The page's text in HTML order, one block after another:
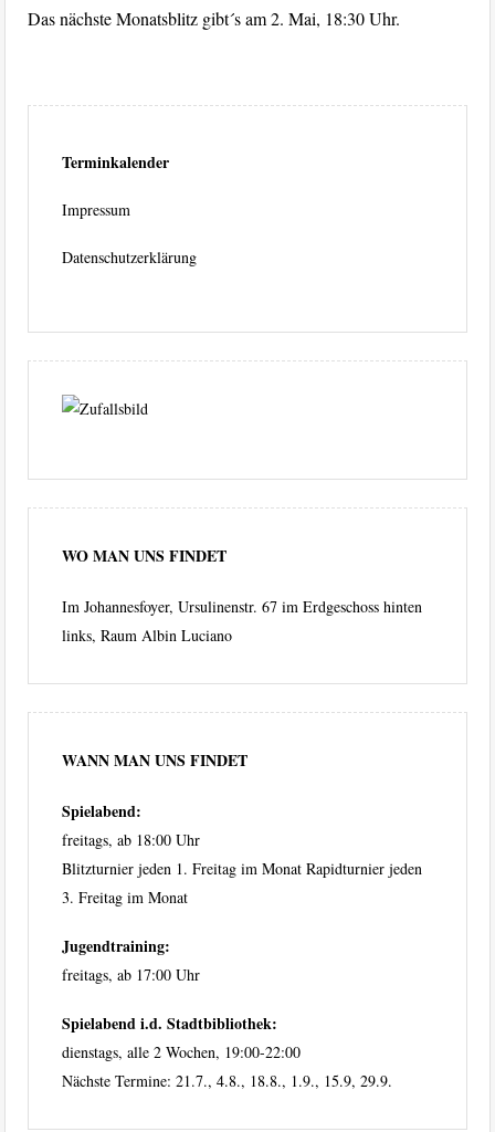
Das nächste Monatsblitz gibt´s am 2. Mai, 18:30 Uhr.
Terminkalender
Impressum
Datenschutzerklärung
WO MAN UNS FINDET
Im Johannesfoyer, Ursulinenstr. 67 im Erdgeschoss hinten
links, Raum Albin Luciano
WANN MAN UNS FINDET
Spielabend:
freitags, ab 18:00 Uhr
Blitzturnier jeden 1. Freitag im Monat Rapidturnier jeden
3. Freitag im Monat
Jugendtraining:
freitags, ab 17:00 Uhr
Spielabend i.d. Stadtbibliothek:
dienstags, alle 2 Wochen, 19:00-22:00
Nächste Termine: 21.7., 4.8., 18.8., 1.9., 15.9, 29.9.